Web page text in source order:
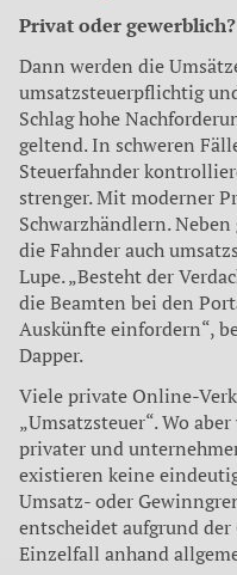
Privat oder gewerblich?
Dann werden die
umsatzsteuerpflich­tig
Schlag hohe
geltend. In schweren
Steu­erfahnder
strenger. Mit moderner
Schwarzhändlern.
die Fahnder auch
Lupe. „Besteht der
die Beamten bei den
Auskünfte ein­fordern“,
Dapper.
Viele private Online-
„Umsatzsteuer“. Wo
privater und
existieren keine
Umsatz- oder
entscheidet aufgrund
Einzelfall anhand